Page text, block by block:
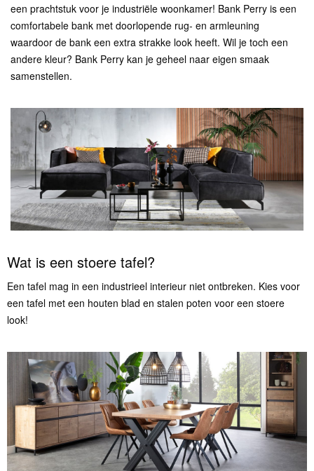
een prachtstuk voor je industriële woonkamer! Bank Perry is een
comfortabele bank met doorlopende rug- en armleuning
waardoor de bank een extra strakke look heeft. Wil je toch een
andere kleur? Bank Perry kan je geheel naar eigen smaak
samenstellen.
Wat is een stoere tafel?
Een tafel mag in een industrieel interieur niet ontbreken. Kies voor
een tafel met een houten blad en stalen poten voor een stoere
look!